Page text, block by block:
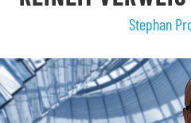
VERANSTALTUNGEN
PRESSE
STELLENPORTAL
Stephan